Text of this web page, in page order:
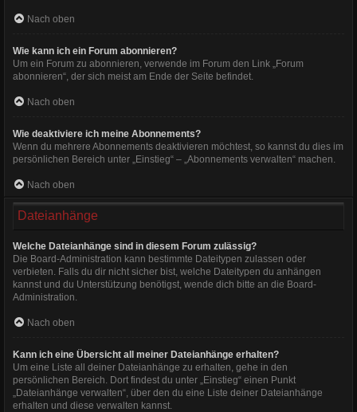
Nach oben
Wie kann ich ein Forum abonnieren?
Um ein Forum zu abonnieren, verwende im Forum den Link „Forum
abonnieren“, der sich meist am Ende der Seite befindet.
Nach oben
Wie deaktiviere ich meine Abonnements?
Wenn du mehrere Abonnements deaktivieren möchtest, so kannst du dies im
persönlichen Bereich unter „Einstieg“ – „Abonnements verwalten“ machen.
Nach oben
Dateianhänge
Welche Dateianhänge sind in diesem Forum zulässig?
Die Board-Administration kann bestimmte Dateitypen zulassen oder
verbieten. Falls du dir nicht sicher bist, welche Dateitypen du anhängen
kannst und du Unterstützung benötigst, wende dich bitte an die Board-
Administration.
Nach oben
Kann ich eine Übersicht all meiner Dateianhänge erhalten?
Um eine Liste all deiner Dateianhänge zu erhalten, gehe in den
persönlichen Bereich. Dort findest du unter „Einstieg“ einen Punkt
„Dateianhänge verwalten“, über den du eine Liste deiner Dateianhänge
erhalten und diese verwalten kannst.